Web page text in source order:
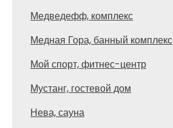
Медведефф, комплекс
Медная Гора, банный комплекс
Мой спорт, фитнес-центр
Мустанг, гостевой дом
Нева, сауна